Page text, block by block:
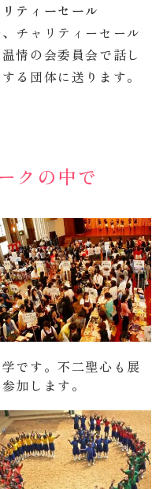
ティーセール
チャリティーセール
情の会委員会で話し
る団体に送ります。
クの中で
です。不二聖心も展
加します。